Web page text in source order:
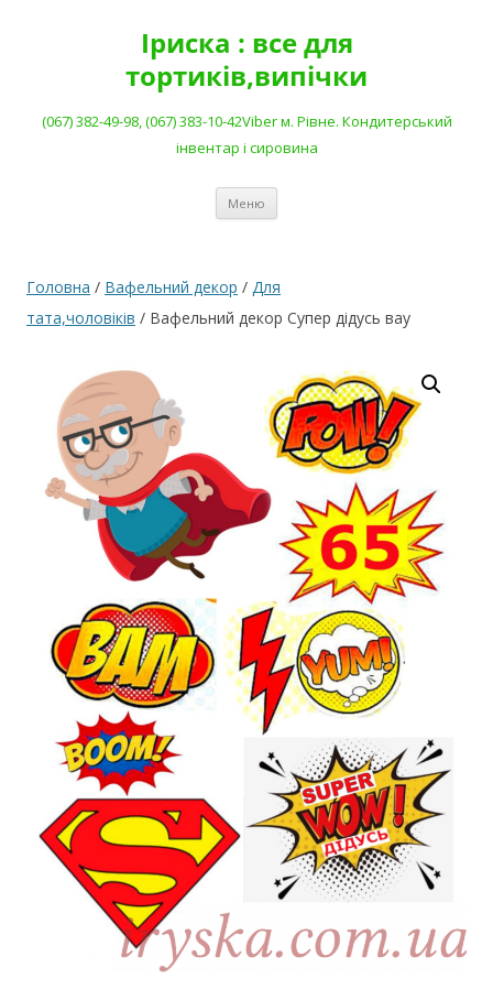
Іриска : все для
тортиків,випічки
(067) 382-49-98, (067) 383-10-42Viber м. Рівне. Кондитерський
інвентар і сировина
Меню
Головна / Вафельний декор / Для
тата,чоловіків / Вафельний декор Супер дідусь вау